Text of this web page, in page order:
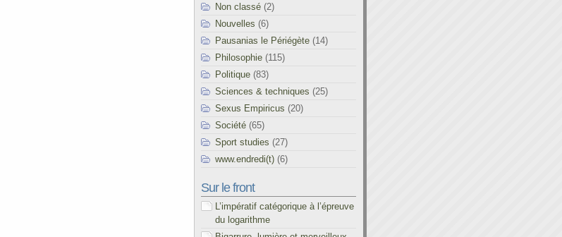
Non classé (2)
Nouvelles (6)
Pausanias le Périégète (14)
Philosophie (115)
Politique (83)
Sciences & techniques (25)
Sexus Empiricus (20)
Société (65)
Sport studies (27)
www.endredi(t) (6)
Sur le front
L’impératif catégorique à l’épreuve
du logarithme